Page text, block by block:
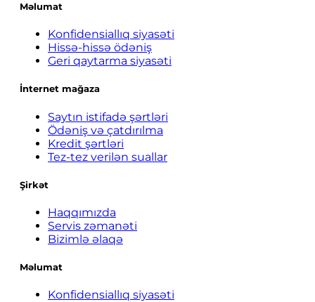
Məlumat
Konfidensiallıq siyasəti
Hissə-hissə ödəniş
Geri qaytarma siyasəti
İnternet mağaza
Saytın istifadə şərtləri
Ödəniş və çatdırılma
Kredit şərtləri
Tez-tez verilən suallar
Şirkət
Haqqımızda
Servis zəmanəti
Bizimlə əlaqə
Məlumat
Konfidensiallıq siyasəti